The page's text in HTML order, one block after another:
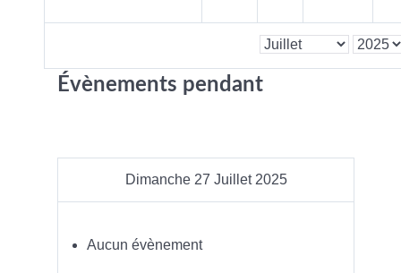
Évènements pendant
Dimanche 27 Juillet 2025
Aucun évènement